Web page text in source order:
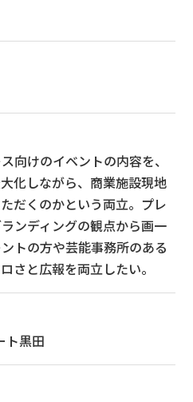
向けのイベントの内容を、
化しながら、商業施設現地
だくのかという両立。プレ
ンディングの観点から画一
トの方や芸能事務所のある
さと広報を両立したい。
ト黒田